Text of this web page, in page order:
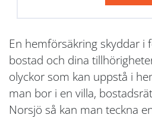
En hemförsäkring skyddar i
bostad och dina
olyckor som kan uppstå i
man bor i en villa,
Norsjö så kan man teckna